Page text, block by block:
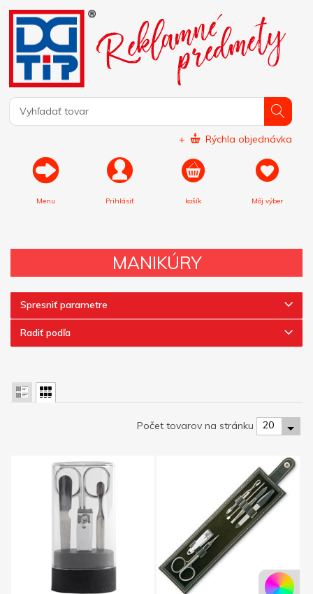
+ Rýchla objednávka
Menu Prihlásiť košík Môj výber
MANIKÚRY
Spresniť parametre
Radiť podľa
Počet tovarov na stránku 20